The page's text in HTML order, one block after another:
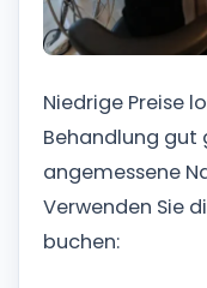
Niedrige Preise
Behandlung gut
angemessene
Verwenden Sie
buchen: